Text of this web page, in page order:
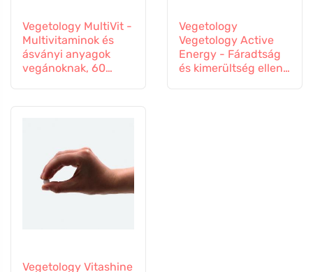
Vegetology MultiVit -
Multivitaminok és
ásványi anyagok
vegánoknak, 60
Vegetology
Vegetology Active
Energy - Fáradtság
és kimerültség ellen,
Vegetology Vitashine